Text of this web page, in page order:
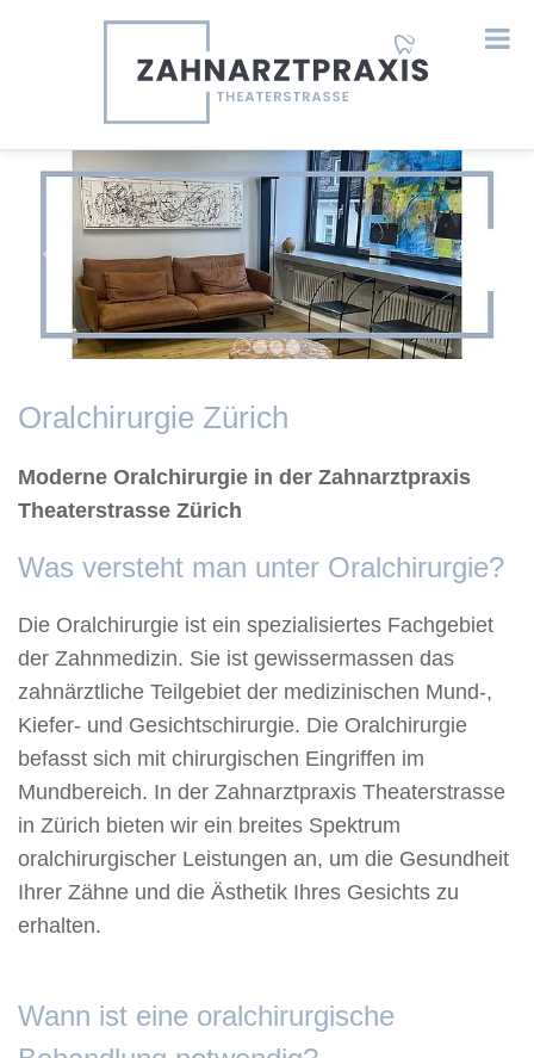
Previous
Oralchirurgie Zürich
Moderne Oralchirurgie in der Zahnarztpraxis
Theaterstrasse Zürich
Was versteht man unter Oralchirurgie?
Die Oralchirurgie ist ein spezialisiertes Fachgebiet
der Zahnmedizin. Sie ist gewissermassen das
zahnärztliche Teilgebiet der medizinischen Mund-,
Kiefer- und Gesichtschirurgie. Die Oralchirurgie
befasst sich mit chirurgischen Eingriffen im
Mundbereich. In der Zahnarztpraxis Theaterstrasse
in Zürich bieten wir ein breites Spektrum
oralchirurgischer Leistungen an, um die Gesundheit
Ihrer Zähne und die Ästhetik Ihres Gesichts zu
erhalten.
Wann ist eine oralchirurgische